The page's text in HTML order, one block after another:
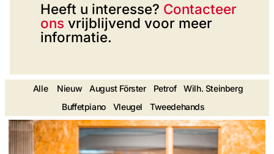
Heeft u interesse? Contacteer
ons vrijblijvend voor meer
informatie.
Alle Nieuw August Förster Petrof
Wilh. Steinberg
Buffetpiano
Vleugel Tweedehands